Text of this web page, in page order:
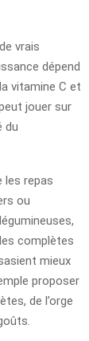
vrais
dépend
vitamine C et
jouer sur
du
les repas
ou
complètes
mieux
proposer
de l’orge